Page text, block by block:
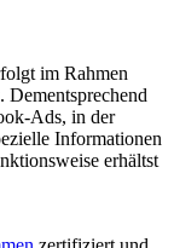
im Rahmen
Dementsprechend
Ads, in der
Informationen
erhältst